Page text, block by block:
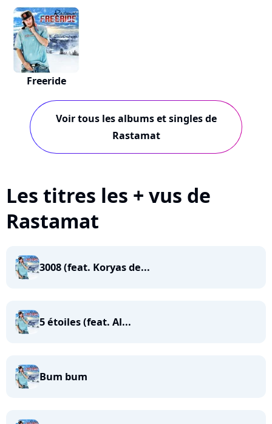
Freeride
Voir tous les albums et singles de
Rastamat
Les titres les + vus de
Rastamat
3008 (feat. Koryas de...
5 étoiles (feat. Al...
Bum bum